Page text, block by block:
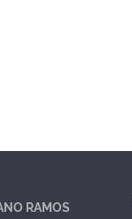
RAMOS